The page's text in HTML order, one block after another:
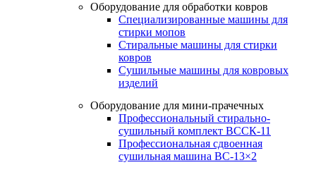
Оборудование для обработки ковров
Специализированные машины для
стирки мопов
Стиральные машины для стирки
ковров
Сушильные машины для ковровых
изделий
Оборудование для мини-прачечных
Профессиональный стирально-
сушильный комплект ВССК-11
Профессиональная сдвоенная
сушильная машина ВС-13×2